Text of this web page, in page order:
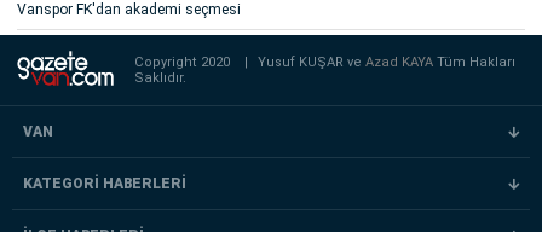
Vanspor FK'dan akademi seçmesi
Copyright 2020 | Yusuf KUŞAR veAzad KAYATüm Hakları
Saklıdır.
VAN
KATEGORİ HABERLERİ